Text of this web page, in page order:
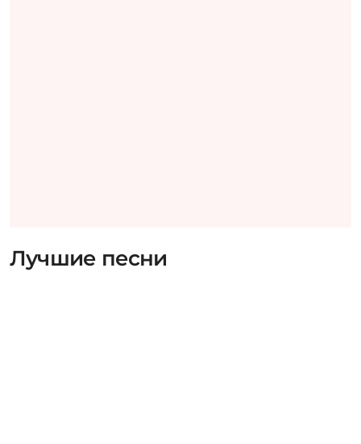
Лучшие песни